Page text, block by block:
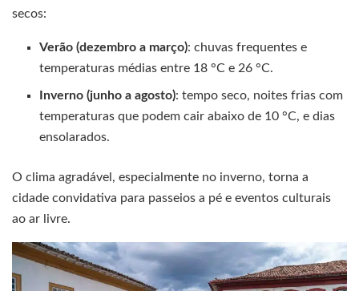
secos:
Verão (dezembro a março): chuvas frequentes e
temperaturas médias entre 18 °C e 26 °C.
Inverno (junho a agosto): tempo seco, noites frias com
temperaturas que podem cair abaixo de 10 °C, e dias
ensolarados.
O clima agradável, especialmente no inverno, torna a
cidade convidativa para passeios a pé e eventos culturais
ao ar livre.